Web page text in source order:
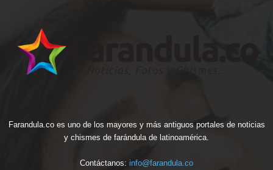
Farandula.co es uno de los mayores y más antiguos portales de noticias
y chismes de farándula de latinoamérica.
Contáctanos: info@farandula.co